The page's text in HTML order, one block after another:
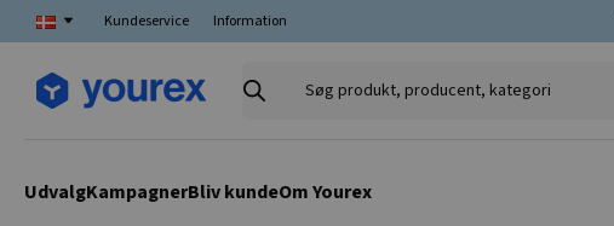
Kundeservice Information
Søg
UdvalgKampagnerBliv kundeOm Yourex